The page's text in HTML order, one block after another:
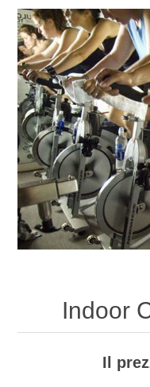
Indoor
Il